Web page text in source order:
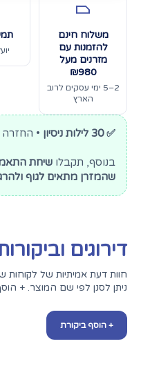
✅ 30 לילות ניסיון • החזרה
בנוסף, תקבלו שיחת
שהמזרן מתאים לגוף
משלוח חינם
להזמנות עם
מזרנים מעל
₪980
2–5 ימי עסקים לרוב
הארץ
דירוגים
חוות דעת אמיתיות של
ניתן לסנן לפי שם המוצר. +
+ הוסף ביקורת